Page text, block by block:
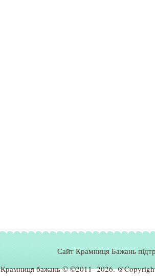
Сайт Крамниця Бажань
Крамниця бажань © ©2011- 2026.